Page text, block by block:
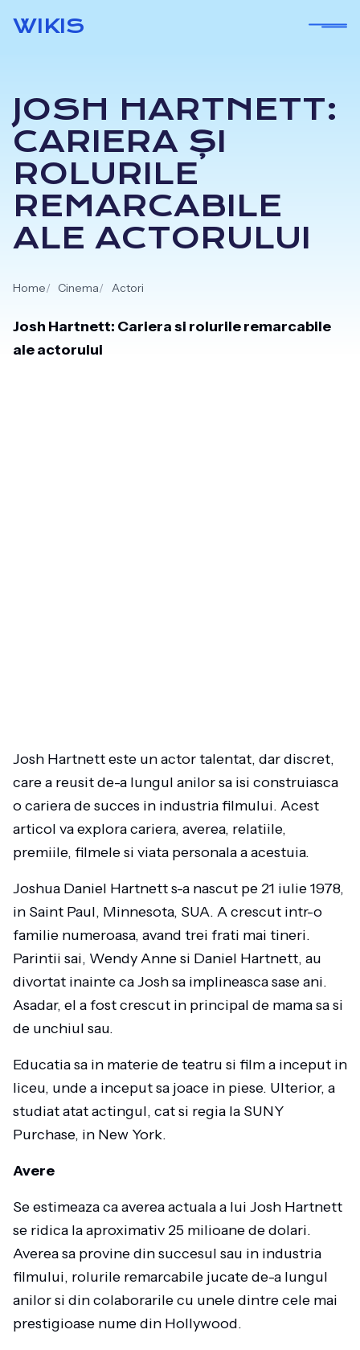
WIKIS
JOSH HARTNETT:
CARIERA ȘI
ROLURILE
REMARCABILE
ALE ACTORULUI
Home Cinema Actori
Josh Hartnett: Cariera si rolurile remarcabile
ale actorului
Josh Hartnett este un actor talentat, dar discret,
care a reusit de-a lungul anilor sa isi construiasca
o cariera de succes in industria filmului. Acest
articol va explora cariera, averea, relatiile,
premiile, filmele si viata personala a acestuia.
Joshua Daniel Hartnett s-a nascut pe 21 iulie 1978,
in Saint Paul, Minnesota, SUA. A crescut intr-o
familie numeroasa, avand trei frati mai tineri.
Parintii sai, Wendy Anne si Daniel Hartnett, au
divortat inainte ca Josh sa implineasca sase ani.
Asadar, el a fost crescut in principal de mama sa si
de unchiul sau.
Educatia sa in materie de teatru si film a inceput in
liceu, unde a inceput sa joace in piese. Ulterior, a
studiat atat actingul, cat si regia la SUNY
Purchase, in New York.
Avere
Se estimeaza ca averea actuala a lui Josh Hartnett
se ridica la aproximativ 25 milioane de dolari.
Averea sa provine din succesul sau in industria
filmului, rolurile remarcabile jucate de-a lungul
anilor si din colaborarile cu unele dintre cele mai
prestigioase nume din Hollywood.